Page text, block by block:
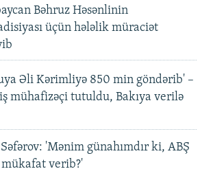
Bəhruz Həsənlinin
üçün hələlik müraciət
Əli Kərimliyə 850 min göndərib' –
mühafizəçi tutuldu, Bakıya verilə
'Mənim günahımdır ki, ABŞ
mükafat verib?'